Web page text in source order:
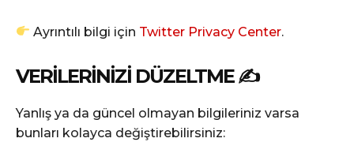
Ayrıntılı bilgi için Twitter Privacy Center.
VERILERINIZI DÜZELTME ✍️
Yanlış ya da güncel olmayan bilgileriniz varsa
bunları kolayca değiştirebilirsiniz: